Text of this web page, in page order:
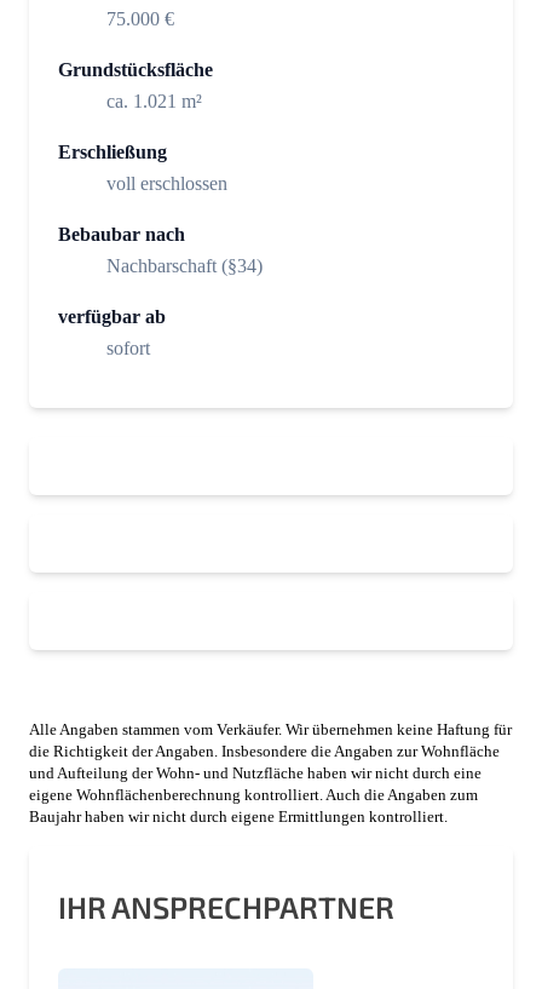
75.000 €
Grundstücksfläche
ca. 1.021 m²
Erschließung
voll erschlossen
Bebaubar nach
Nachbarschaft (§34)
verfügbar ab
sofort
Alle Angaben stammen vom Verkäufer. Wir übernehmen keine Haftung für
die Richtigkeit der Angaben. Insbesondere die Angaben zur Wohnfläche
und Aufteilung der Wohn- und Nutzfläche haben wir nicht durch eine
eigene Wohnflächenberechnung kontrolliert. Auch die Angaben zum
Baujahr haben wir nicht durch eigene Ermittlungen kontrolliert.
IHR ANSPRECHPARTNER